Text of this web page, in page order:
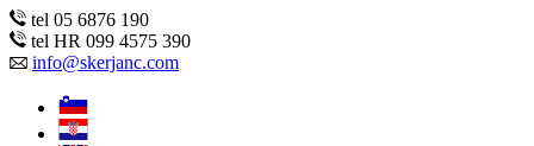
tel 05 6876 190
tel HR 099 4575 390
info@skerjanc.com